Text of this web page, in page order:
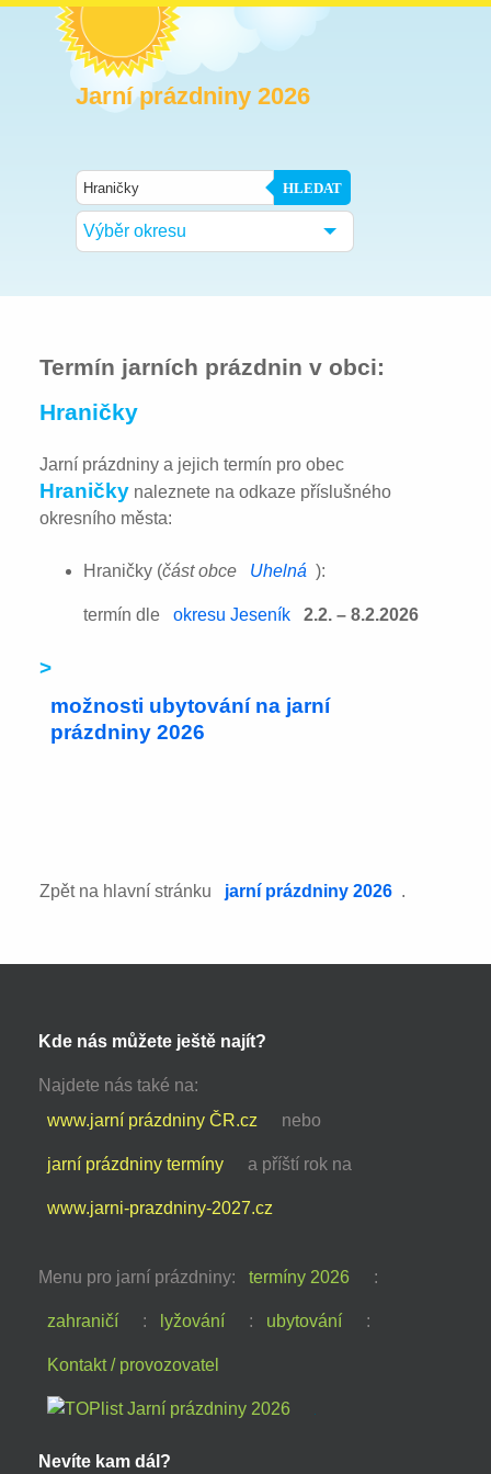
Jarní prázdniny 2026
HLEDAT
Výběr okresu
Termín jarních prázdnin v obci:
Hraničky
Jarní prázdniny a jejich termín pro obec
Hraničky naleznete na odkaze příslušného
okresního města:
Hraničky (část obce Uhelná ):
termín dle okresu Jeseník 2.2. – 8.2.2026
>
možnosti ubytování na jarní
prázdniny 2026
Zpět na hlavní stránku jarní prázdniny 2026 .
Kde nás můžete ještě najít?
Najdete nás také na:
www.jarní prázdniny ČR.cz
nebo
jarní prázdniny termíny a příští rok na
www.jarni-prazdniny-2027.cz
Menu pro jarní prázdniny: termíny 2026 :
zahraničí : lyžování : ubytování :
Kontakt / provozovatel
Nevíte kam dál?